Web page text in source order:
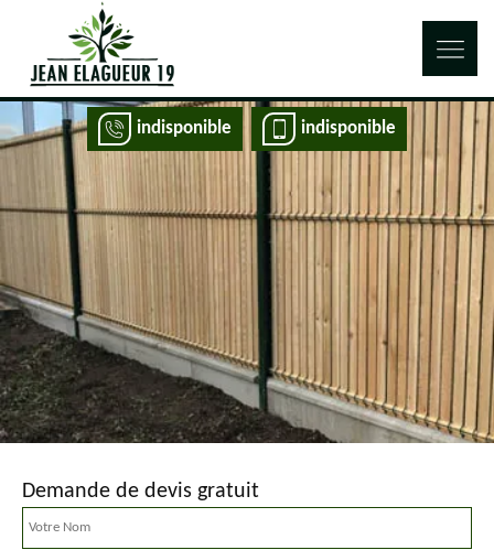
indisponible indisponible
Demande de devis gratuit